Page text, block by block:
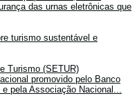
das urnas eletrônicas que
turismo sustentável e
Turismo (SETUR)
promovido pelo Banco
pela Associação Nacional...